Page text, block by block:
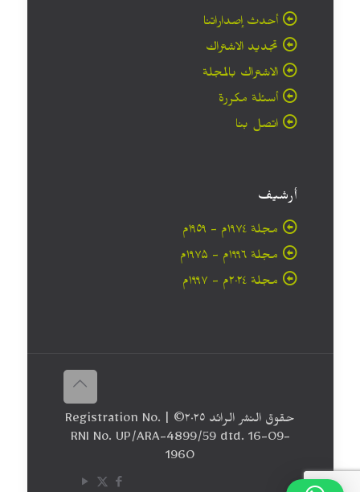
أحدث إصداراتنا
تجديد الاشتراك
الاشتراك بالمجلة
أسئلة مكررة
اتصل بنا
أرشيف
مجلة ۱۹۷٤م - ١٩٥٩م
مجلة ۱۹۹٦م - ۱۹۷۵م
مجلة ۲۰۲٤م - ۱۹۹۷م
حقوق النشر الرائد ٢٠۲٥© | Registration No.
RNI No. UP/ARA-4899/59 dtd. 16-09-
1960